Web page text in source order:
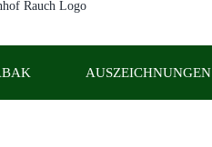
AUSZEICHNUNGEN